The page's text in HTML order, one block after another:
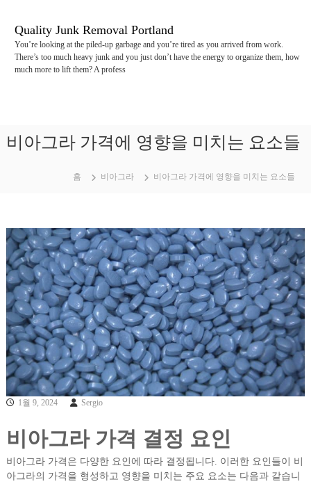
Quality Junk Removal Portland
You’re looking at the piled-up garbage and you’re tired as you arrived from work.
There’s too much heavy junk and you just don’t have the energy to organize them, how
much more to lift them? A profess
비아그라 가격에 영향을 미치는 요소들
홈 비아그라 비아그라 가격에 영향을 미치는 요소들
1월 9, 2024 Sergio
비아그라 가격 결정 요인
비아그라 가격은 다양한 요인에 따라 결정됩니다. 이러한 요인들이 비
아그라의 가격을 형성하고 영향을 미치는 주요 요소는 다음과 같습니